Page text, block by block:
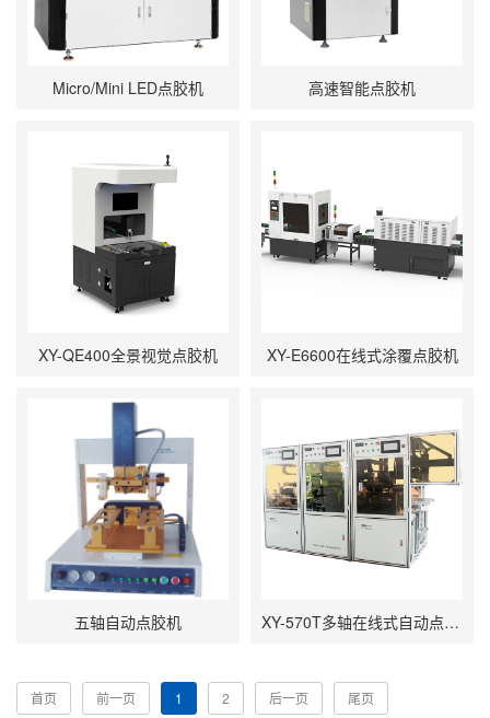
Micro/Mini LED点胶机 高速智能点胶机
XY-QE400全景视觉点胶机 XY-E6600在线式涂覆点胶机
五轴自动点胶机 XY-570T多轴在线式自动点胶机
首页 前一页 1 2 后一页 尾页